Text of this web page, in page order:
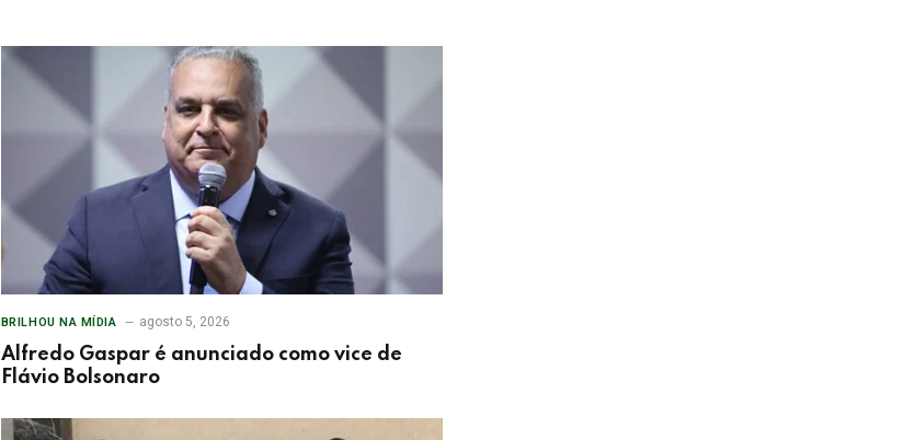
BRILHOU NA MÍDIA agosto 5, 2026
Alfredo Gaspar é anunciado como vice de
Flávio Bolsonaro